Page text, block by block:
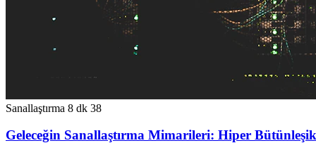
Sanallaştırma 8 dk 38
Geleceğin Sanallaştırma Mimarileri: Hiper